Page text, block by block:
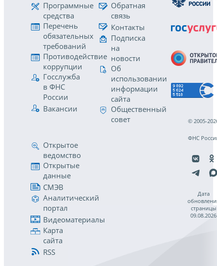
Программные
средства
Перечень
обязательных
требований
Противодействие
коррупции
Госслужба
в ФНС
России
Вакансии
Обратная
связь
Контакты
Подписка
на
новости
Об
использовании
информации
сайта
Общественный
совет
Открытое
ведомство
Открытые
данные
СМЭВ
Аналитический
портал
Видеоматериалы
Карта
сайта
RSS
© 2005-
ФНС
Дата
страницы
09.08.2026